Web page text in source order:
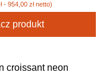
- 954,00 złnetto)
produkt